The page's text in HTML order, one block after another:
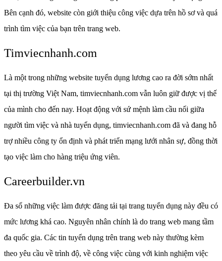
Bên cạnh đó, website còn giới thiệu công việc dựa trên hồ sơ và quá
trình tìm việc của bạn trên trang web.
Timviecnhanh.com
Là một trong những website tuyển dụng lương cao ra đời sớm nhất
tại thị trường Việt Nam, timviecnhanh.com vẫn luôn giữ được vị thế
của mình cho đến nay. Hoạt động với sứ mệnh làm cầu nối giữa
người tìm việc và nhà tuyển dụng, timviecnhanh.com đã và đang hỗ
trợ nhiều công ty ổn định và phát triển mạng lưới nhân sự, đồng thời
tạo việc làm cho hàng triệu ứng viên.
Careerbuilder.vn
Đa số những việc làm được đăng tải tại trang tuyển dụng này đều có
mức lương khá cao. Nguyên nhân chính là do trang web mang tầm
đa quốc gia. Các tin tuyển dụng trên trang web này thường kèm
theo yêu cầu về trình độ, về công việc cùng với kinh nghiệm việc